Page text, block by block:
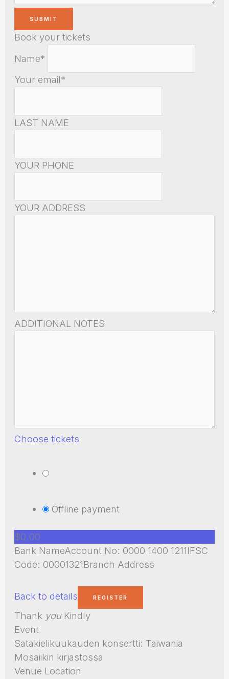
Book your tickets
Name*
Your email*
LAST NAME
YOUR PHONE
YOUR ADDRESS
ADDITIONAL NOTES
Choose tickets
Offline payment
$0.00
Bank NameAccount No: 0000 1400 1211IFSC
Code: 00001321Branch Address
Back to details
Thank youKindly
Event
Satakielikuukauden konsertti: Taiwania
Mosaiikin kirjastossa
Venue Location